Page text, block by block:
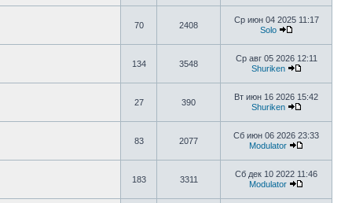
70 2408
Ср июн 04 2025 11:17
Solo
134 3548
Ср авг 05 2026 12:11
Shuriken
27 390
Вт июн 16 2026 15:42
Shuriken
83 2077
Сб июн 06 2026 23:33
Modulator
183 3311
Сб дек 10 2022 11:46
Modulator